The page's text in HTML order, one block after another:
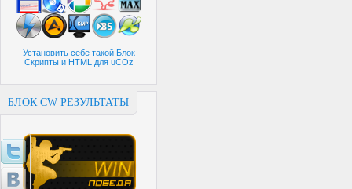
Установить себе такой Блок
Скрипты и HTML для uCOz
БЛОК CW РЕЗУЛЬТАТЫ